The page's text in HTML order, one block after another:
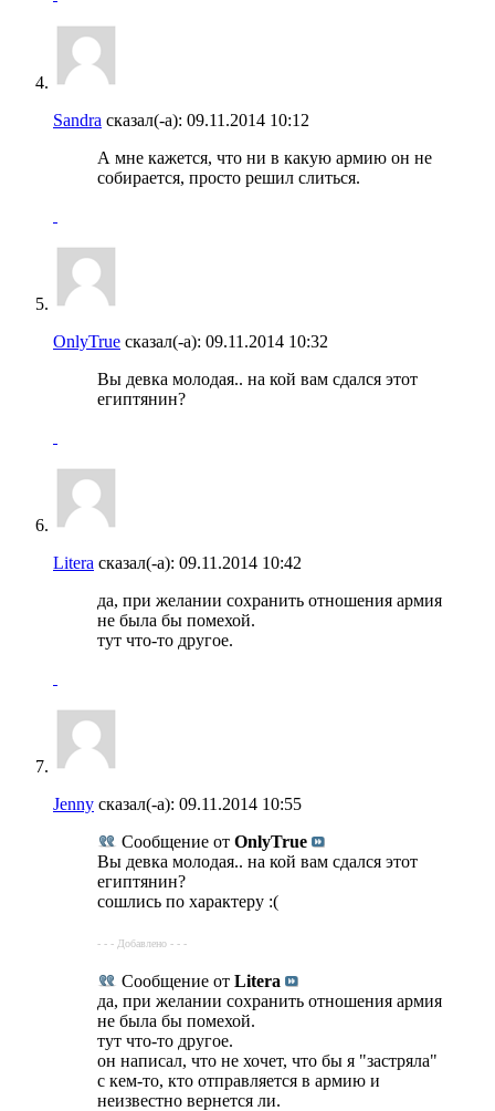
Sandra сказал(-а): 09.11.2014 10:12
А мне кажется, что ни в какую армию он не
собирается, просто решил слиться.
OnlyTrue сказал(-а): 09.11.2014 10:32
Вы девка молодая.. на кой вам сдался этот
египтянин?
Litera сказал(-а): 09.11.2014 10:42
да, при желании сохранить отношения армия
не была бы помехой.
тут что-то другое.
Jenny сказал(-а): 09.11.2014 10:55
Сообщение от OnlyTrue
Вы девка молодая.. на кой вам сдался этот
египтянин?
сошлись по характеру :(
- - - Добавлено - - -
Сообщение от Litera
да, при желании сохранить отношения армия
не была бы помехой.
тут что-то другое.
он написал, что не хочет, что бы я "застряла"
с кем-то, кто отправляется в армию и
неизвестно вернется ли.